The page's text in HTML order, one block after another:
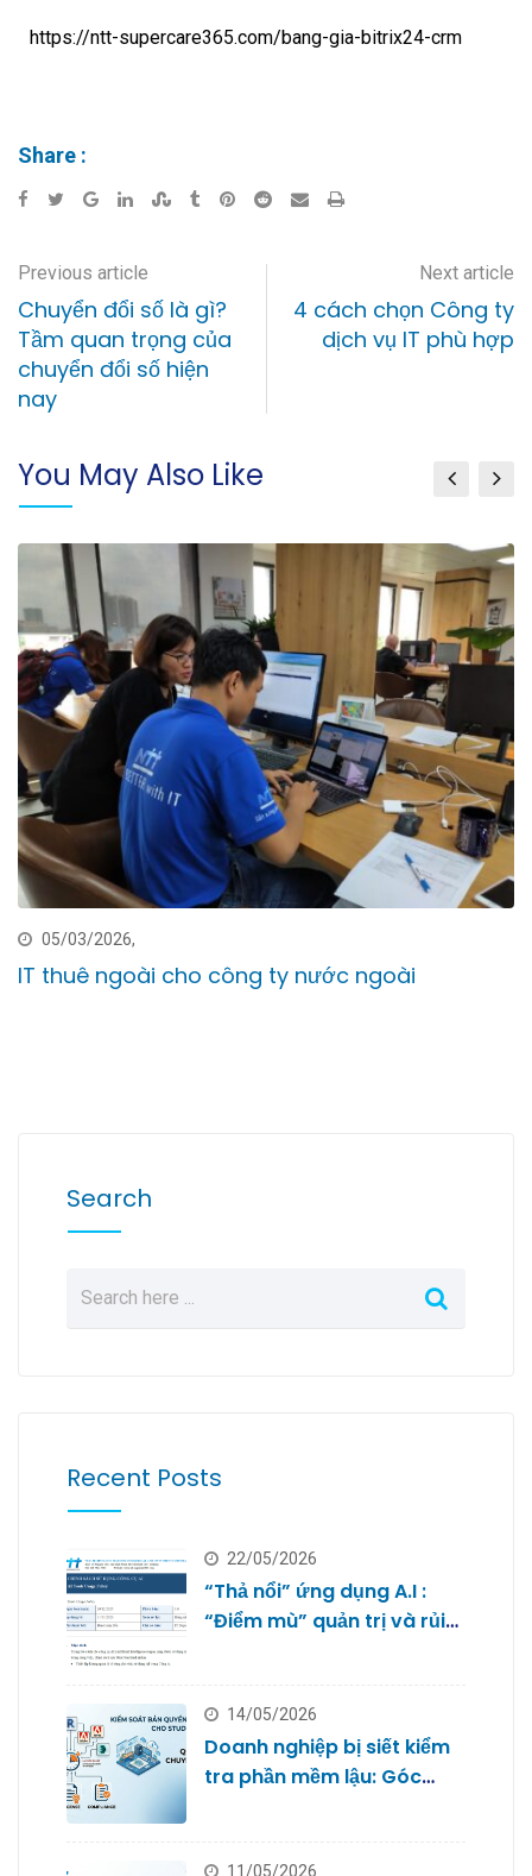
https://ntt-supercare365.com/bang-gia-bitrix24-crm
Share :
Previous article
Chuyển đổi số là gì?
Tầm quan trọng của
chuyển đổi số hiện
nay
Next article
4 cách chọn Công ty
dịch vụ IT phù hợp
You May Also Like
05/03/2026,
IT thuê ngoài cho công ty nước ngoài
Search
Recent Posts
22/05/2026
“Thả nổi” ứng dụng A.I :
“Điểm mù” quản trị và rủi
14/05/2026
Doanh nghiệp bị siết kiểm
tra phần mềm lậu: Góc
11/05/2026